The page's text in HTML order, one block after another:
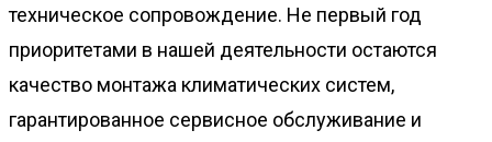
техническое сопровождение. Не первый год
приоритетами в нашей деятельности остаются
качество монтажа климатических систем,
гарантированное сервисное обслуживание и